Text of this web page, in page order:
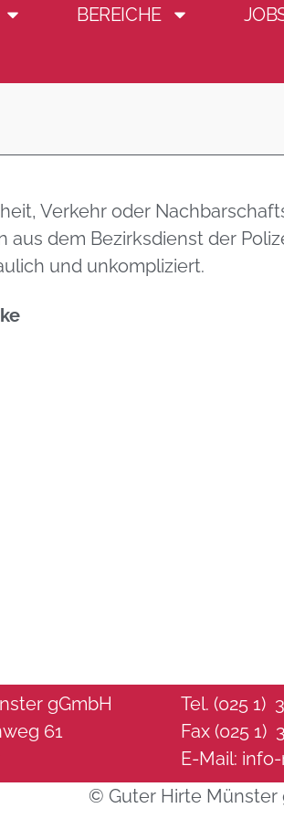
BEREICHE
Verkehr oder
aus dem Bezirksdienst der
und unkompliziert.
gGmbH
61
Tel. (025 1)
Fax (025 1)
E-Mail:
© Guter Hirte Münster